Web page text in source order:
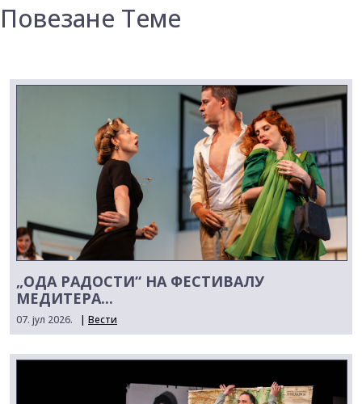
Повезане Теме
„ОДА РАДОСТИ“ НА ФЕСТИВАЛУ
МЕДИТЕРА...
07. јул 2026. | Вести